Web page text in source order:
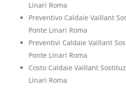
Linari Roma
Preventivo Caldaie Vaillant
Ponte Linari Roma
Preventivi Caldaie Vaillant
Ponte Linari Roma
Costo Caldaie Vaillant
Linari Roma